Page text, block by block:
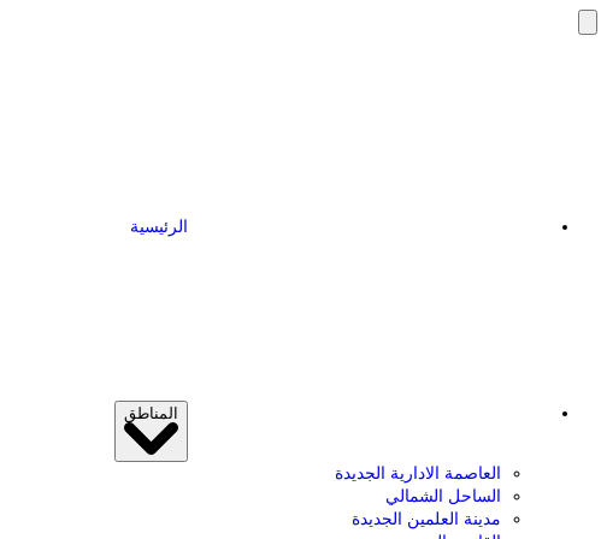
تخطى
الرئيسية
المناطق
العاصمة الادارية الجديدة
الساحل الشمالي
مدينة العلمين الجديدة